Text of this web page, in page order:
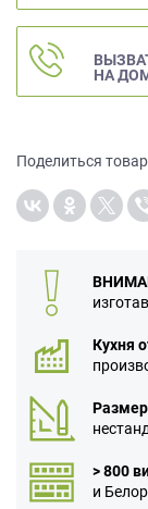
НА
Поделиться
Кухня
> 800
и